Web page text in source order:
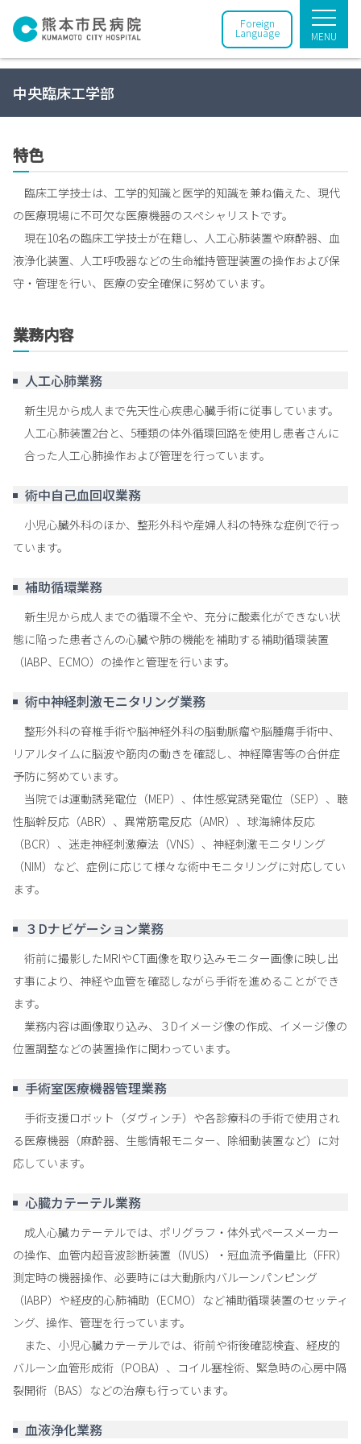
Foreign
Language MENU
中央臨床工学部
特色
臨床工学技士は、工学的知識と医学的知識を兼ね備えた、現代
の医療現場に不可欠な医療機器のスペシャリストです。
現在10名の臨床工学技士が在籍し、人工心肺装置や麻酔器、血
液浄化装置、人工呼吸器などの生命維持管理装置の操作および保
守・管理を行い、医療の安全確保に努めています。
業務内容
人工心肺業務
新生児から成人まで先天性心疾患心臓手術に従事しています。
人工心肺装置2台と、5種類の体外循環回路を使用し患者さんに
合った人工心肺操作および管理を行っています。
術中自己血回収業務
小児心臓外科のほか、整形外科や産婦人科の特殊な症例で行っ
ています。
補助循環業務
新生児から成人までの循環不全や、充分に酸素化ができない状
態に陥った患者さんの心臓や肺の機能を補助する補助循環装置
（IABP、ECMO）の操作と管理を行います。
術中神経刺激モニタリング業務
整形外科の脊椎手術や脳神経外科の脳動脈瘤や脳腫瘍手術中、
リアルタイムに脳波や筋肉の動きを確認し、神経障害等の合併症
予防に努めています。
当院では運動誘発電位（MEP）、体性感覚誘発電位（SEP）、聴
性脳幹反応（ABR）、異常筋電反応（AMR）、球海綿体反応
（BCR）、迷走神経刺激療法（VNS）、神経刺激モニタリング
（NIM）など、症例に応じて様々な術中モニタリングに対応してい
ます。
３Dナビゲーション業務
術前に撮影したMRIやCT画像を取り込みモニター画像に映し出
す事により、神経や血管を確認しながら手術を進めることができ
ます。
業務内容は画像取り込み、３Dイメージ像の作成、イメージ像の
位置調整などの装置操作に関わっています。
手術室医療機器管理業務
手術支援ロボット（ダヴィンチ）や各診療科の手術で使用され
る医療機器（麻酔器、生態情報モニター、除細動装置など）に対
応しています。
心臓カテーテル業務
成人心臓カテーテルでは、ポリグラフ・体外式ペースメーカー
の操作、血管内超音波診断装置（IVUS）・冠血流予備量比（FFR）
測定時の機器操作、必要時には大動脈内バルーンパンピング
（IABP）や経皮的心肺補助（ECMO）など補助循環装置のセッティ
ング、操作、管理を行っています。
また、小児心臓カテーテルでは、術前や術後確認検査、経皮的
バルーン血管形成術（POBA）、コイル塞栓術、緊急時の心房中隔
裂開術（BAS）などの治療も行っています。
血液浄化業務